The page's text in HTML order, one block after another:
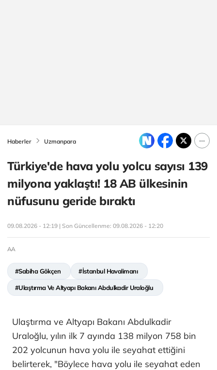
Haberler Uzmanpara
Türkiye'de hava yolu yolcu sayısı 139
milyona yaklaştı! 18 AB ülkesinin
nüfusunu geride bıraktı
09.08.2026 - 12:19 | Son Güncellenme: 09.08.2026 - 12:20
AA
#Sabiha Gökçen #İstanbul Havalimanı
#Ulaştırma Ve Altyapı Bakanı Abdulkadir Uraloğlu
Ulaştırma ve Altyapı Bakanı Abdulkadir
Uraloğlu, yılın ilk 7 ayında 138 milyon 758 bin
202 yolcunun hava yolu ile seyahat ettiğini
belirterek, "Böylece hava yolu ile seyahat eden